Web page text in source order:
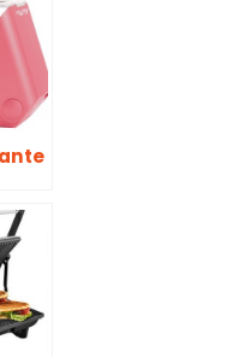
le
de
et